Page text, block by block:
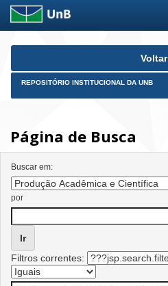
Skip
Voltar
REPOSITÓRIO INSTITUCIONAL DA UNB
Página de Busca
Buscar em:
por
Filtros correntes: